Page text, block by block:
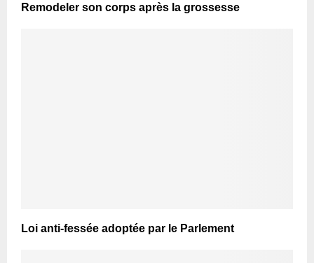
Remodeler son corps après la grossesse
Loi anti-fessée adoptée par le Parlement